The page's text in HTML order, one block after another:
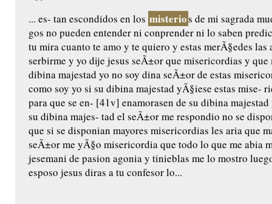
... es- tan escondidos en los misterios de mi sagrada
gos no pueden entender ni conprender ni lo saben
tu mira cuanto te amo y te quiero y estas merÃ§edes las
serbirme y yo dije jesus seÃ±or que misericordias y que
dibina majestad yo no soy dina seÃ±or de estas
como soy yo si su dibina majestad yÃ§iese estas mise-
para que se en- [41v] enamorasen de su dibina
su dibina majes- tad el seÃ±or me respondio no se
que si se disponian mayores misericordias les aria que
seÃ±or me yÃ§o misericordia que todo lo que me abia
jesemani de pasion agonia y tinieblas me lo mostro
esposo jesus diras a tu confesor lo...